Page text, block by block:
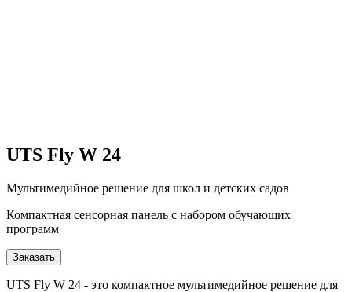
UTS Fly W 24
Мультимедийное решение для школ и детских садов
Компактная сенсорная панель с набором обучающих
программ
Заказать
UTS Fly W 24 - это компактное мультимедийное решение для